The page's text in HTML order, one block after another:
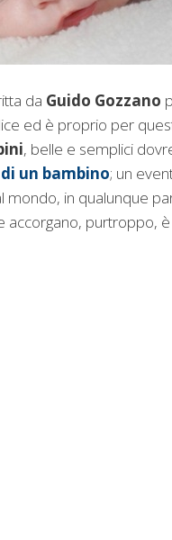
da Guido Gozzano
ed è proprio per
, belle e semplici
un bambino; un
mondo, in qualunque
purtroppo, è